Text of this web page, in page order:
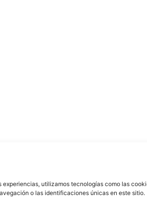
experiencias, utilizamos tecnologías como las
o las identificaciones únicas en este